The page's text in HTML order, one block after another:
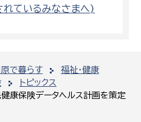
で暮らす
福祉・健康
トピックス
康保険データヘルス計画を策定
れているみなさまへ)